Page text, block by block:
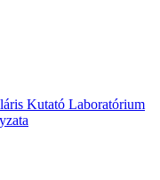
Kutató Laboratórium